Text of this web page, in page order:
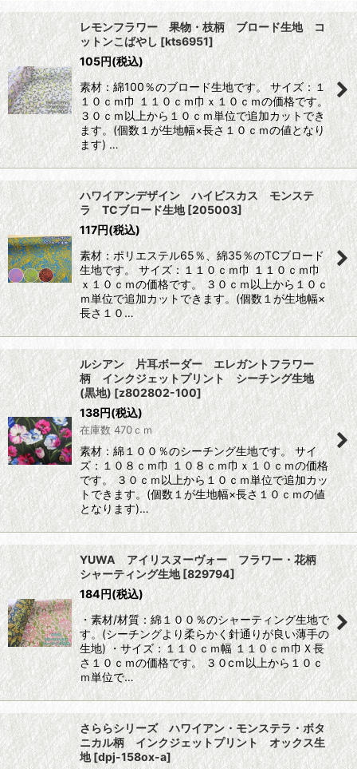
レモンフラワー 果物・枝柄 ブロード生地 コ
ットンこばやし [kts6951]
105円(税込)
素材：綿100％のブロード生地です。 サイズ：１
１０ｃｍ巾 １１０ｃｍ巾ｘ１０ｃｍの価格です。
３０ｃｍ以上から１０ｃｍ単位で追加カットでき
ます。(個数１が生地幅×長さ１０ｃｍの値となり
ます) …
ハワイアンデザイン ハイビスカス モンステ
ラ TCブロード生地 [205003]
117円(税込)
素材：ポリエステル65％、綿35％のTCブロード
生地です。 サイズ：１１０ｃｍ巾 １１０ｃｍ巾
ｘ１０ｃｍの価格です。 ３０ｃｍ以上から１０ｃ
ｍ単位で追加カットできます。(個数１が生地幅×
長さ１０…
ルシアン 片耳ボーダー エレガントフラワー
柄 インクジェットプリント シーチング生地
(黒地) [z802802-100]
138円(税込)
在庫数 470ｃｍ
素材：綿１００％のシーチング生地です。 サイ
ズ：１０８ｃｍ巾 １０８ｃｍ巾ｘ１０ｃｍの価格
です。 ３０ｃｍ以上から１０ｃｍ単位で追加カッ
トできます。(個数１が生地幅×長さ１０ｃｍの値
となります)…
YUWA アイリスヌーヴォー フラワー・花柄
シャーティング生地 [829794]
184円(税込)
・素材/材質：綿１００％のシャーティング生地で
す。(シーチングより柔らかく針通りが良い薄手の
生地) ・サイズ：１１０ｃｍ幅 １１０ｃｍ巾Ｘ長
さ１０ｃｍの価格です。 ３０cｍ以上から１０ｃ
ｍ単位で…
さららシリーズ ハワイアン・モンステラ・ボタ
ニカル柄 インクジェットプリント オックス生
地[dpj-158ox-a]